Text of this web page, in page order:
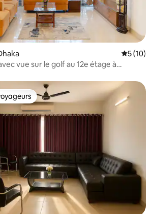
5 (10)
vue sur le golf au 12e étage à